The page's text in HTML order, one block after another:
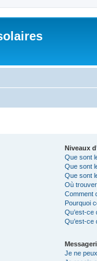
Niveaux
Que sont
Que sont
Que sont
Où
Comment
Pourquoi
Qu’est-ce
Qu’est-ce
Je ne